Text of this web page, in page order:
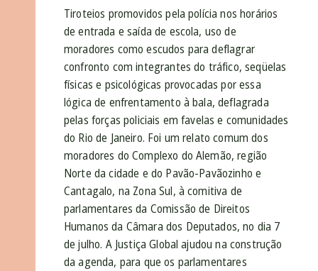
Tiroteios promovidos pela polícia nos horários
de entrada e saída de escola, uso de
moradores como escudos para deflagrar
confronto com integrantes do tráfico, seqüelas
físicas e psicológicas provocadas por essa
lógica de enfrentamento à bala, deflagrada
pelas forças policiais em favelas e comunidades
do Rio de Janeiro. Foi um relato comum dos
moradores do Complexo do Alemão, região
Norte da cidade e do Pavão-Pavãozinho e
Cantagalo, na Zona Sul, à comitiva de
parlamentares da Comissão de Direitos
Humanos da Câmara dos Deputados, no dia 7
de julho. A Justiça Global ajudou na construção
da agenda, para que os parlamentares